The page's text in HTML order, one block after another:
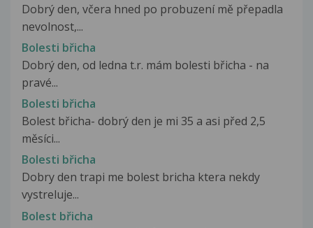
Dobrý den, včera hned po probuzení mě přepadla
nevolnost,...
Bolesti břicha
Dobrý den, od ledna t.r. mám bolesti břicha - na
pravé...
Bolesti břicha
Bolest břicha- dobrý den je mi 35 a asi před 2,5
měsíci...
Bolesti břicha
Dobry den trapi me bolest bricha ktera nekdy
vystreluje...
Bolest břicha